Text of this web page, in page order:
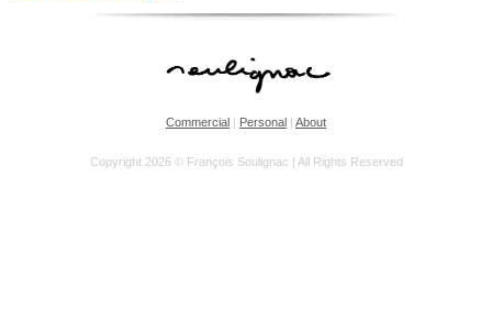
Commercial | Personal | About
Copyright 2026 © François Soulignac | All Rights Reserved